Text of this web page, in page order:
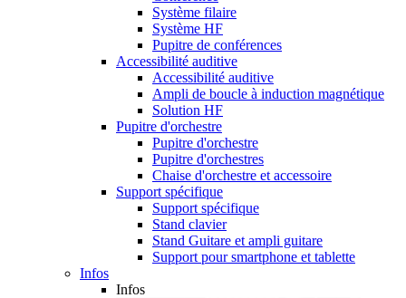
Système filaire
Système HF
Pupitre de conférences
Accessibilité auditive
Accessibilité auditive
Ampli de boucle à induction magnétique
Solution HF
Pupitre d'orchestre
Pupitre d'orchestre
Pupitre d'orchestres
Chaise d'orchestre et accessoire
Support spécifique
Support spécifique
Stand clavier
Stand Guitare et ampli guitare
Support pour smartphone et tablette
Infos
Infos